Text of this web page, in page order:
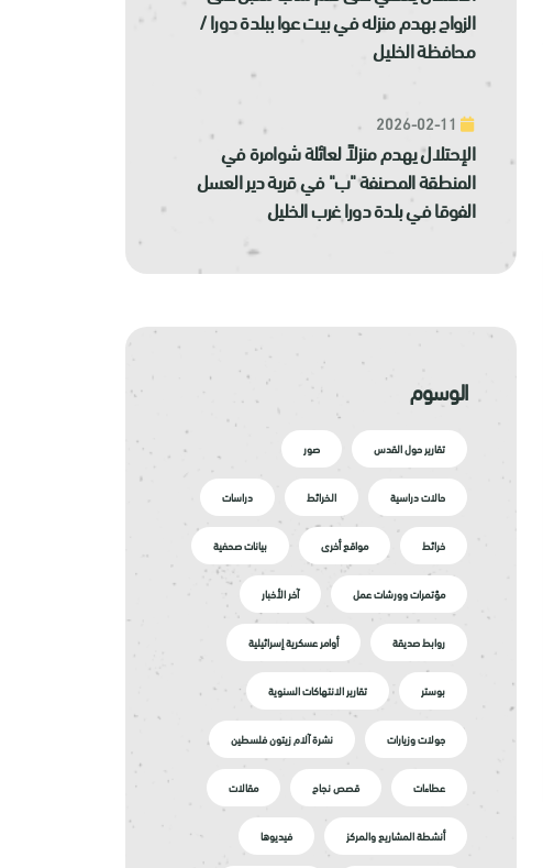
الزواج بهدم منزله في بيت عوا ببلدة دورا /
محافظة الخليل
الإحتلال يهدم منزلاً لعائلة شوامرة في
المنطقة المصنفة "ب" في قرية دير العسل
الفوقا في بلدة دورا غرب الخليل
الوسوم
تقارير حول القدس صور
حالات دراسية الخرائط دراسات
خرائط مواقع أخرى بيانات صحفية
مؤتمرات وورشات عمل آخر الأخبار
روابط صديقة أوامر عسكرية إسرائيلية
بوستر تقارير الانتهاكات السنوية
جولات وزيارات نشرة آلام زيتون فلسطين
عطاءات قصص نجاح مقالات
أنشطة المشاريع والمركز فيديوها